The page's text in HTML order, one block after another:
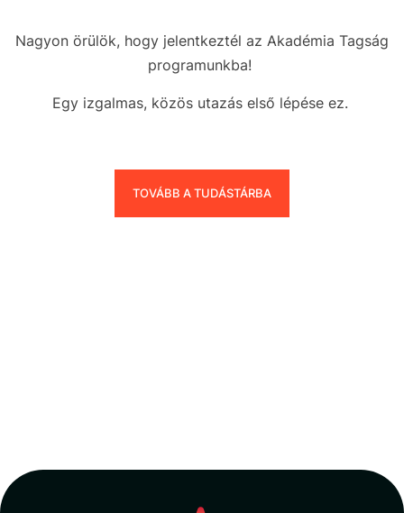
Nagyon örülök, hogy jelentkeztél az Akadémia Tagság
programunkba!
Egy izgalmas, közös utazás első lépése ez.
TOVÁBB A TUDÁSTÁRBA